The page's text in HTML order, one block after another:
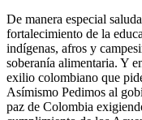
De manera especial
fortalecimiento de la
indígenas, afros y
soberanía alimentaria. Y
exilio colombiano que
Asímismo Pedimos al
paz de Colombia